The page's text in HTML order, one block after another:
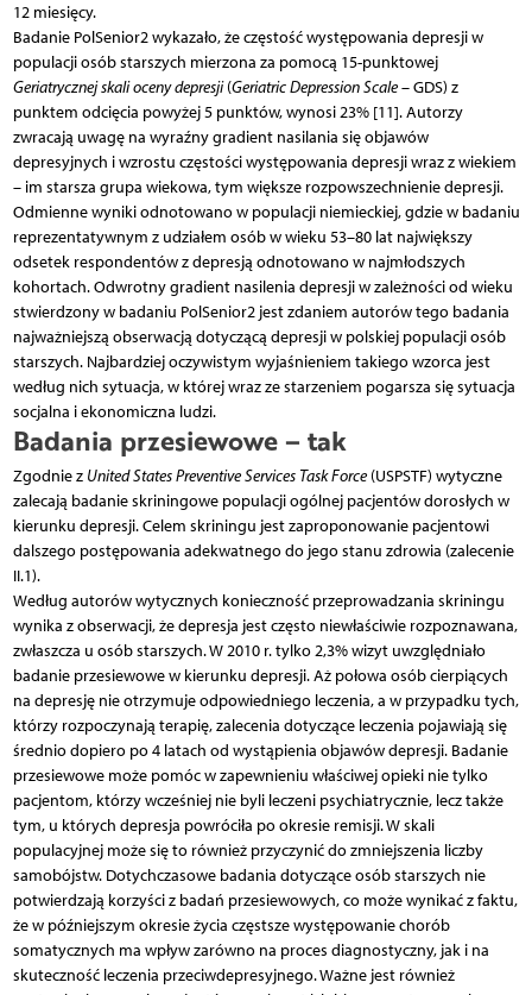
12 miesięcy.
Badanie PolSenior2 wykazało, że częstość występowania depresji w
populacji osób starszych mierzona za pomocą 15-punktowej
Geriatrycznej skali oceny depresji(Geriatric Depression Scale– GDS) z
punktem odcięcia powyżej 5 punktów, wynosi 23% [11]. Autorzy
zwracają uwagę na wyraźny gradient nasilania się objawów
depresyjnych i wzrostu częstości występowania depresji wraz z wiekiem
– im starsza grupa wiekowa, tym większe rozpowszechnienie depresji.
Odmienne wyniki odnotowano w populacji niemieckiej, gdzie w badaniu
reprezentatywnym z udziałem osób w wieku 53–80 lat największy
odsetek respondentów z depresją odnotowano w najmłodszych
kohortach. Odwrotny gradient nasilenia depresji w zależności od wieku
stwierdzony w badaniu PolSenior2 jest zdaniem autorów tego badania
najważniejszą obserwacją dotyczącą depresji w polskiej populacji osób
starszych. Najbardziej oczywistym wyjaśnieniem takiego wzorca jest
według nich sytuacja, w której wraz ze starzeniem pogarsza się sytuacja
socjalna i ekonomiczna ludzi.
Badania przesiewowe – tak
Zgodnie z United States Preventive Services Task Force(USPSTF) wytyczne
zalecają badanie skriningowe populacji ogólnej pacjentów dorosłych w
kierunku depresji. Celem skriningu jest zaproponowanie pacjentowi
dalszego postępowania adekwatnego do jego stanu zdrowia (zalecenie
II.1).
Według autorów wytycznych konieczność przeprowadzania skriningu
wynika z obserwacji, że depresja jest często niewłaściwie rozpoznawana,
zwłaszcza u osób starszych. W 2010 r. tylko 2,3% wizyt uwzględniało
badanie przesiewowe w kierunku depresji. Aż połowa osób cierpiących
na depresję nie otrzymuje odpowiedniego leczenia, a w przypadku tych,
którzy rozpoczynają terapię, zalecenia dotyczące leczenia pojawiają się
średnio dopiero po 4 latach od wystąpienia objawów depresji. Badanie
przesiewowe może pomóc w zapewnieniu właściwej opieki nie tylko
pacjentom, którzy wcześniej nie byli leczeni psychiatrycznie, lecz także
tym, u których depresja powróciła po okresie remisji. W skali
populacyjnej może się to również przyczynić do zmniejszenia liczby
samobójstw. Dotychczasowe badania dotyczące osób starszych nie
potwierdzają korzyści z badań przesiewowych, co może wynikać z faktu,
że w późniejszym okresie życia częstsze występowanie chorób
somatycznych ma wpływ zarówno na proces diagnostyczny, jak i na
skuteczność leczenia przeciwdepresyjnego. Ważne jest również